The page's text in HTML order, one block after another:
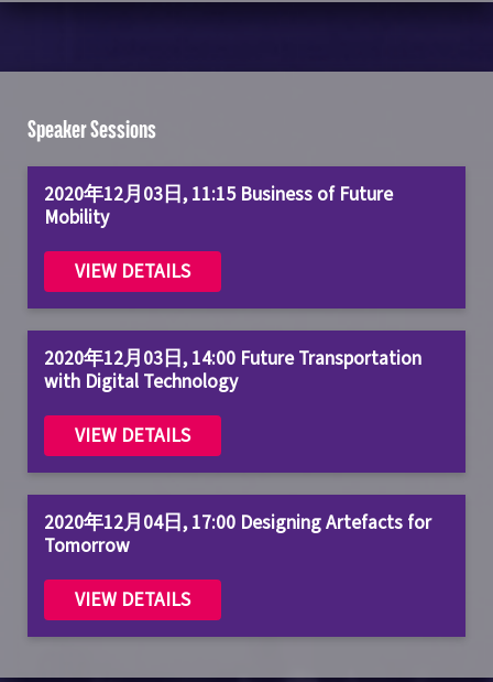
Speaker Sessions
2020年12月03日, 11:15 Business of Future
Mobility
VIEW DETAILS
2020年12月03日, 14:00 Future Transportation
with Digital Technology
VIEW DETAILS
2020年12月04日, 17:00 Designing Artefacts for
Tomorrow
VIEW DETAILS